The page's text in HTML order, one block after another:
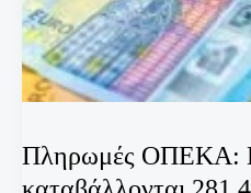
Πληρωμές ΟΠΕΚΑ: